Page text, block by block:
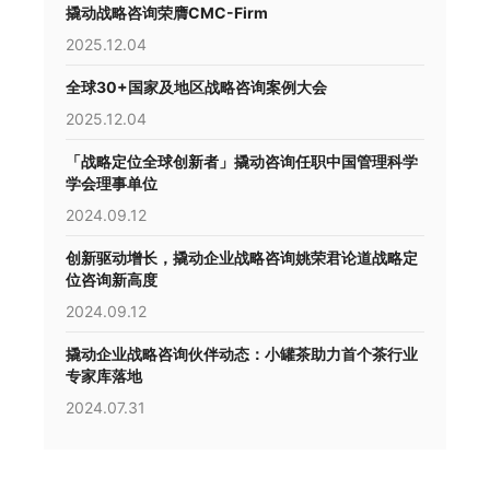
撬动战略咨询荣膺CMC-Firm
2025.12.04
全球30+国家及地区战略咨询案例大会
2025.12.04
「战略定位全球创新者」撬动咨询任职中国管理科学
学会理事单位
2024.09.12
创新驱动增长，撬动企业战略咨询姚荣君论道战略定
位咨询新高度
2024.09.12
撬动企业战略咨询伙伴动态：小罐茶助力首个茶行业
专家库落地
2024.07.31